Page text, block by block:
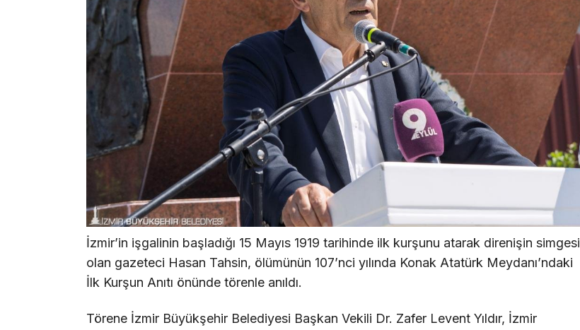
İzmir’in işgalinin başladığı 15 Mayıs 1919 tarihinde ilk kurşunu atarak direnişin simgesi
olan gazeteci Hasan Tahsin, ölümünün 107’nci yılında Konak Atatürk Meydanı’ndaki
İlk Kurşun Anıtı önünde törenle anıldı.
Törene İzmir Büyükşehir Belediyesi Başkan Vekili Dr. Zafer Levent Yıldır, İzmir